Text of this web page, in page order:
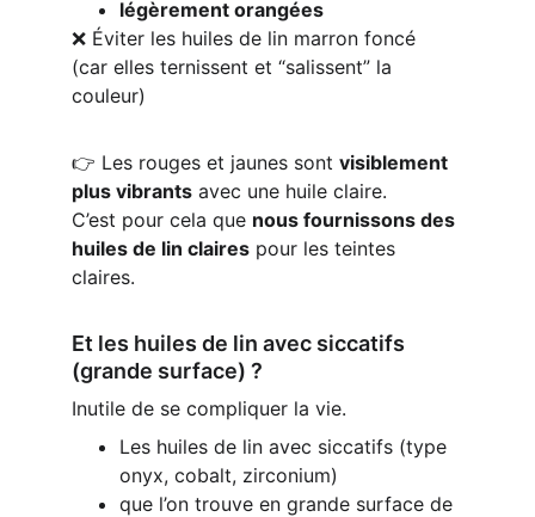
légèrement orangées
❌ Éviter les huiles de lin marron foncé
(car elles ternissent et “salissent” la
couleur)
👉 Les rouges et jaunes sont visiblement
plus vibrants avec une huile claire.
C’est pour cela que nous fournissons des
huiles de lin claires pour les teintes
claires.
Et les huiles de lin avec siccatifs
(grande surface) ?
Inutile de se compliquer la vie.
Les huiles de lin avec siccatifs (type
onyx, cobalt, zirconium)
que l’on trouve en grande surface de